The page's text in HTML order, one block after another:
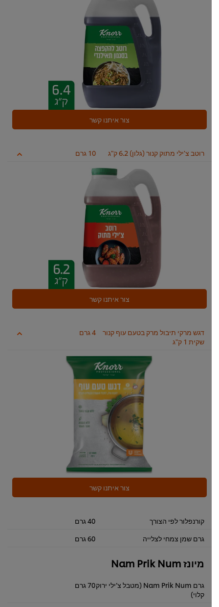
צור איתנו קשר
רוטב צ'ילי מתוק קנור (גלון) 6.2 ק"ג 10 גרם
צור איתנו קשר
דגש מרקי תיבול מרק בטעם עוף קנור
שקית 1 ק"ג
4 גרם
צור איתנו קשר
קורנפלור לפי הצורך
40 גרם
גרם שמן צמחי לצלייה
60 גרם
מיונז Nam Prik Num
גרם Nam Prik Num (מטבל צ’ילי ירוק
קלוי)
70 גרם